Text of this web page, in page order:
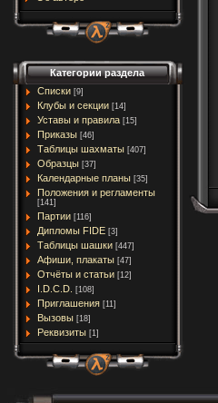
Категории раздела
Списки [9]
Клубы и секции [14]
Уставы и правила [15]
Приказы [46]
Таблицы шахматы [407]
Образцы [37]
Календарные планы [35]
Положения и регламенты
[141]
Партии [116]
Дипломы FIDE [3]
Таблицы шашки [447]
Афиши, плакаты [47]
Отчёты и статьи [12]
I.D.C.D. [108]
Приглашения [11]
Вызовы [18]
Реквизиты [1]